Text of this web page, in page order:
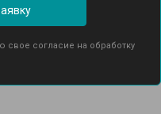
свое согласие на обработку